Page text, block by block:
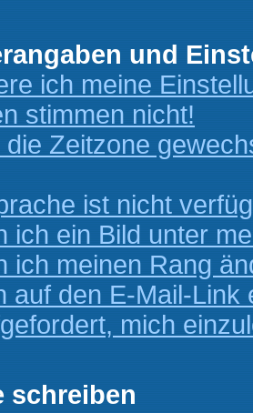
und
ich meine
stimmen nicht!
die Zeitzone
ist nicht
ich ein Bild unter
ich meinen Rang
auf den E-Mail-
mich
schreiben